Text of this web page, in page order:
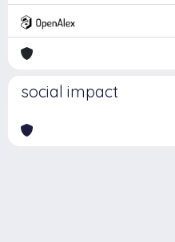
social impact